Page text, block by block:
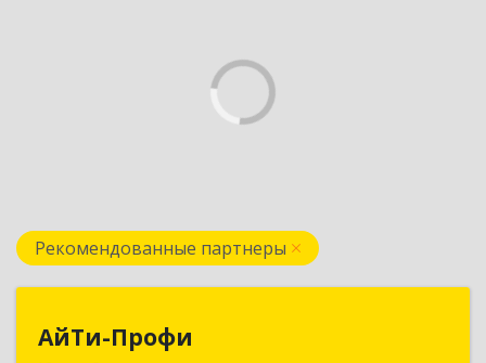
Рекомендованные партнеры
АйТи-Профи